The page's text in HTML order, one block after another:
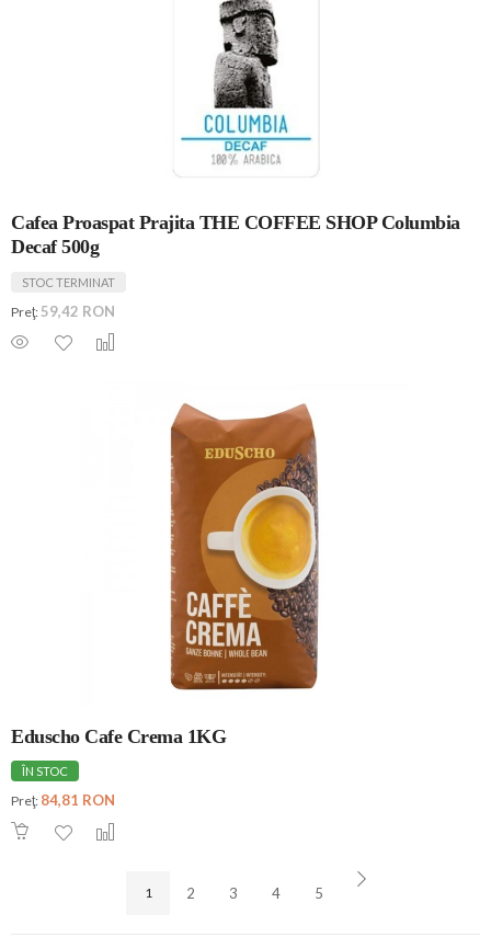
Cafea Proaspat Prajita THE COFFEE SHOP Columbia
Decaf 500g
STOC TERMINAT
Preţ: 59,42 RON
Eduscho Cafe Crema 1KG
ÎN STOC
Preţ: 84,81 RON
1 2 3 4 5